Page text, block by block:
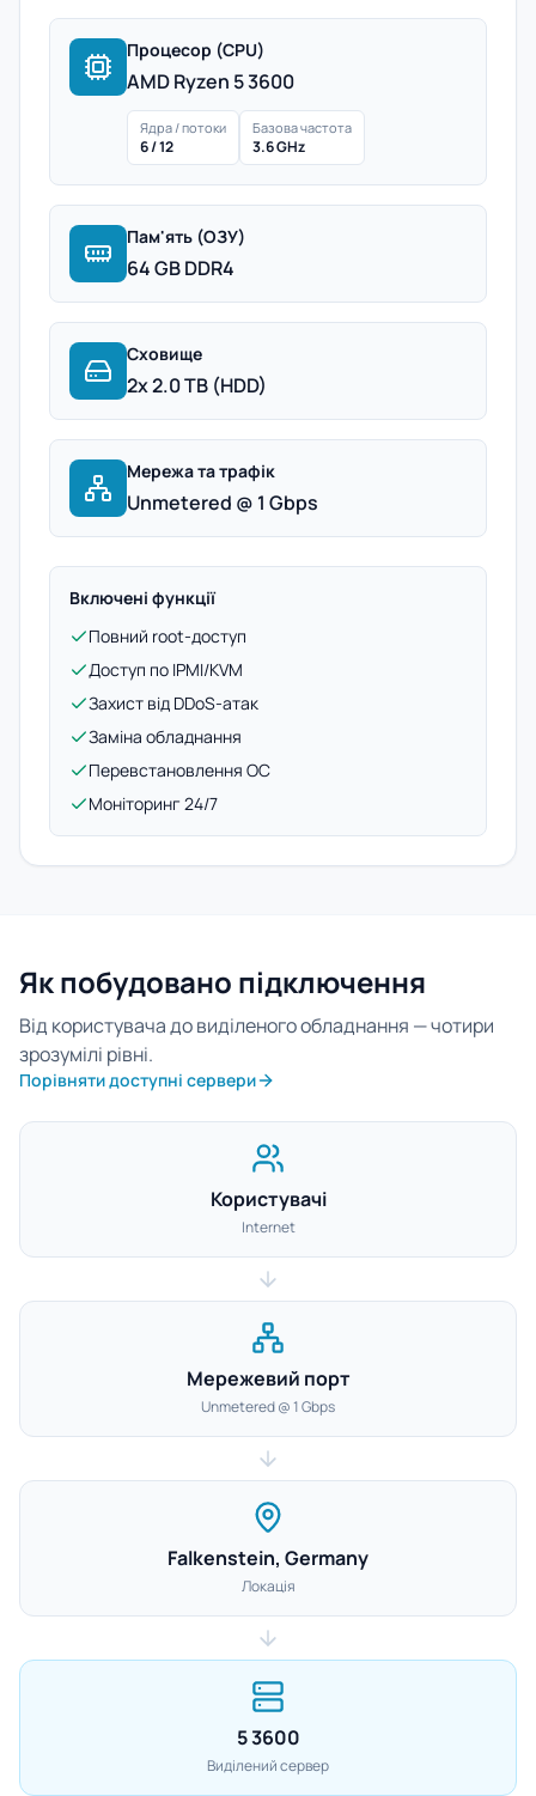
Процесор (CPU)
AMD Ryzen 5 3600
Ядра / потоки
6 / 12
Базова частота
3.6 GHz
Пам'ять (ОЗУ)
64 GB DDR4
Сховище
2x 2.0 TB (HDD)
Мережа та трафік
Unmetered @ 1 Gbps
Включені функції
Повний root-доступ
Доступ по IPMI/KVM
Захист від DDoS-атак
Заміна обладнання
Перевстановлення ОС
Моніторинг 24/7
Як побудовано підключення
Від користувача до виділеного обладнання — чотири
зрозумілі рівні.
Порівняти доступні сервери
Користувачі
Internet
Мережевий порт
Unmetered @ 1 Gbps
Falkenstein, Germany
Локація
5 3600
Виділений сервер